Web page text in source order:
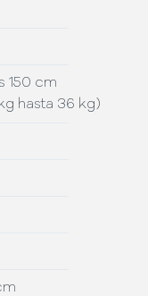
150 cm
hasta 36 kg)